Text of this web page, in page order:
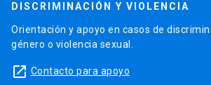
DISCRIMINACIÓN Y VIOLENCIA
Orientación y apoyo en casos de
género o violencia sexual.
launch Contacto para apoyo